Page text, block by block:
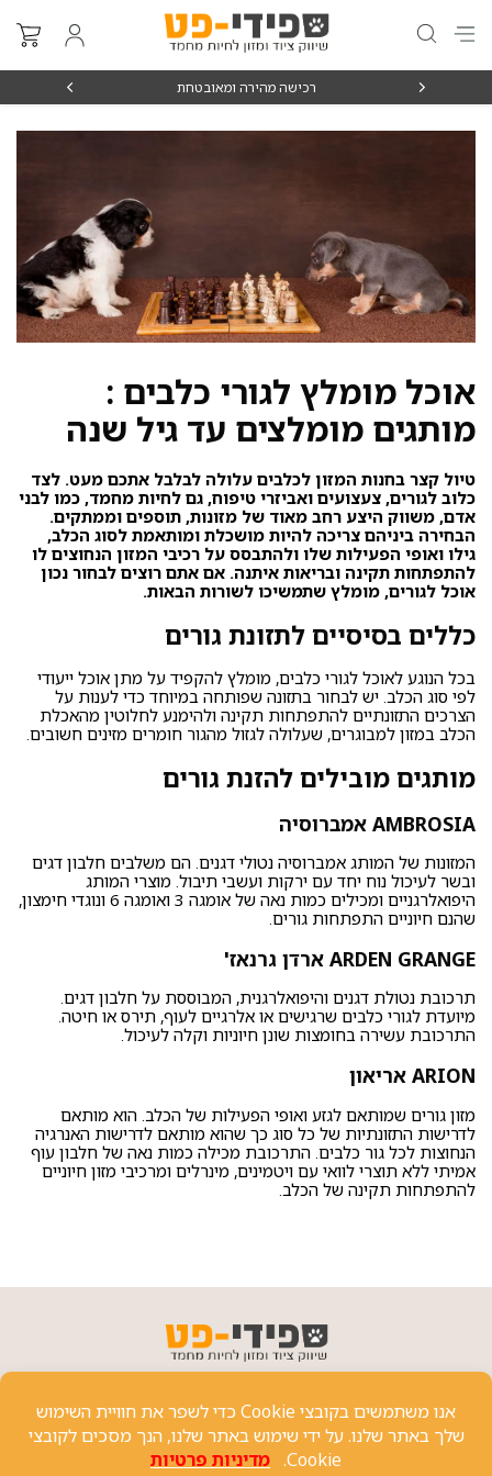
רכישה מהירה ומאובטחת
אוכל מומלץ לגורי כלבים :
מותגים מומלצים עד גיל שנה
טיול קצר בחנות המזון לכלבים עלולה לבלבל אתכם מעט. לצד
כלוב לגורים, צעצועים ואביזרי טיפוח, גם לחיות מחמד, כמו לבני
אדם, משווק היצע רחב מאוד של מזונות, תוספים וממתקים.
הבחירה ביניהם צריכה להיות מושכלת ומותאמת לסוג הכלב,
גילו ואופי הפעילות שלו ולהתבסס על רכיבי המזון הנחוצים לו
להתפתחות תקינה ובריאות איתנה. אם אתם רוצים לבחור נכון
אוכל לגורים, מומלץ שתמשיכו לשורות הבאות.
כללים בסיסיים לתזונת גורים
בכל הנוגע לאוכל לגורי כלבים, מומלץ להקפיד על מתן אוכל ייעודי
לפי סוג הכלב. יש לבחור בתזונה שפותחה במיוחד כדי לענות על
הצרכים התזונתיים להתפתחות תקינה ולהימנע לחלוטין מהאכלת
הכלב במזון למבוגרים, שעלולה לגזול מהגור חומרים מזינים חשובים.
מותגים מובילים להזנת גורים
AMBROSIA אמברוסיה
המזונות של המותג אמברוסיה נטולי דגנים. הם משלבים חלבון דגים
ובשר לעיכול נוח יחד עם ירקות ועשבי תיבול. מוצרי המותג
היפואלרגניים ומכילים כמות נאה של אומגה 3 ואומגה 6 ונוגדי חימצון,
שהנם חיוניים התפתחות גורים.
ARDEN GRANGE ארדן גרנאז'
תרכובת נטולת דגנים והיפואלרגנית, המבוססת על חלבון דגים.
מיועדת לגורי כלבים שרגישים או אלרגיים לעוף, תירס או חיטה.
התרכובת עשירה בחומצות שונן חיוניות וקלה לעיכול.
ARION אריאון
מזון גורים שמותאם לגזע ואופי הפעילות של הכלב. הוא מותאם
לדרישות התזונתיות של כל סוג כך שהוא מותאם לדרישות האנרגיה
הנחוצות לכל גור כלבים. התרכובת מכילה כמות נאה של חלבון עוף
אמיתי ללא תוצרי לוואי עם ויטמינים, מינרלים ומרכיבי מזון חיוניים
להתפתחות תקינה של הכלב.